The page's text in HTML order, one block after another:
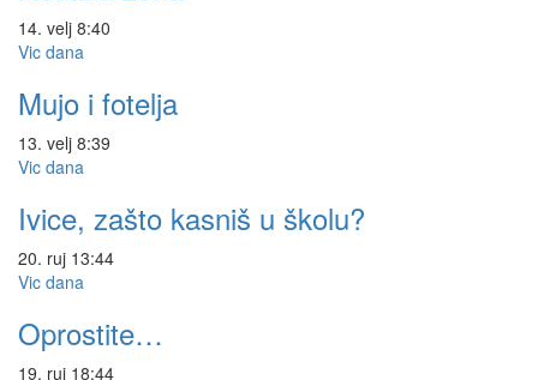
14. velj 8:40
Vic dana
Mujo i fotelja
13. velj 8:39
Vic dana
Ivice, zašto kasniš u školu?
20. ruj 13:44
Vic dana
Oprostite…
19. ruj 18:44